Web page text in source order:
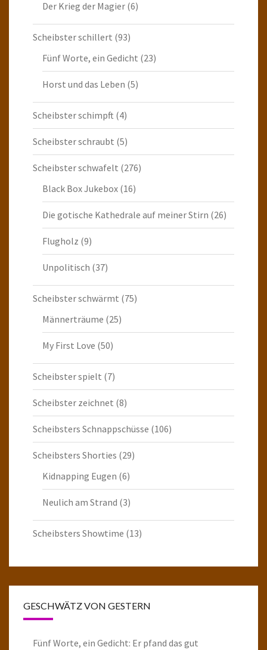
Der Krieg der Magier (6)
Scheibster schillert (93)
Fünf Worte, ein Gedicht (23)
Horst und das Leben (5)
Scheibster schimpft (4)
Scheibster schraubt (5)
Scheibster schwafelt (276)
Black Box Jukebox (16)
Die gotische Kathedrale auf meiner Stirn (26)
Flugholz (9)
Unpolitisch (37)
Scheibster schwärmt (75)
Männerträume (25)
My First Love (50)
Scheibster spielt (7)
Scheibster zeichnet (8)
Scheibsters Schnappschüsse (106)
Scheibsters Shorties (29)
Kidnapping Eugen (6)
Neulich am Strand (3)
Scheibsters Showtime (13)
GESCHWÄTZ VON GESTERN
Fünf Worte, ein Gedicht: Er pfand das gut